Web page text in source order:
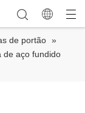
de portão »
de aço fundido